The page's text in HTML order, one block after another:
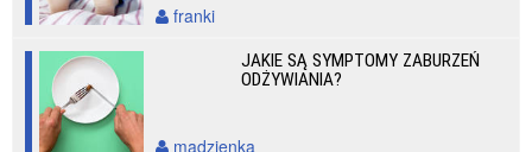
franki
JAKIE SĄ SYMPTOMY ZABURZEŃ
ODŻYWIANIA?
madzienka